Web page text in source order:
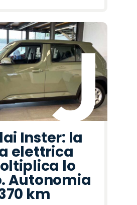
Inster: la
elettrica
lo
Autonomia
km